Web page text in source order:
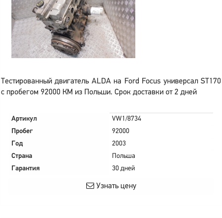
Тестированный двигатель ALDA на Ford Focus универсал ST170
с пробегом 92000 КМ из Польши. Срок доставки от 2 дней
Артикул
VW1/8734
Пробег
92000
Год
2003
Страна
Польша
Гарантия
30 дней
Узнать цену